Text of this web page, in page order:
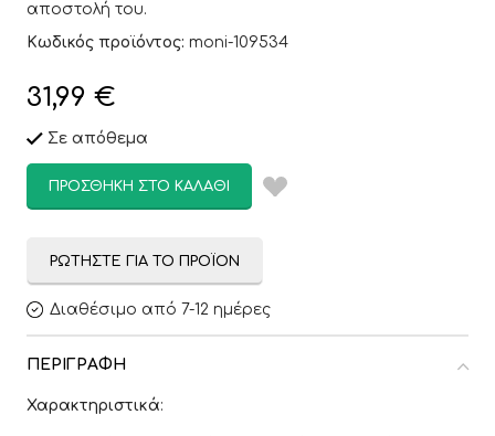
αποστολή του.
Κωδικός προϊόντος: moni-109534
31,99 €
Σε απόθεμα
ΠΡΟΣΘΉΚΗ ΣΤΟ ΚΑΛΆΘΙ
ΡΩΤΉΣΤΕ ΓΙΑ ΤΟ ΠΡΟΪΌΝ
Διαθέσιμο από 7-12 ημέρες
ΠΕΡΙΓΡΑΦΉ
Χαρακτηριστικά: